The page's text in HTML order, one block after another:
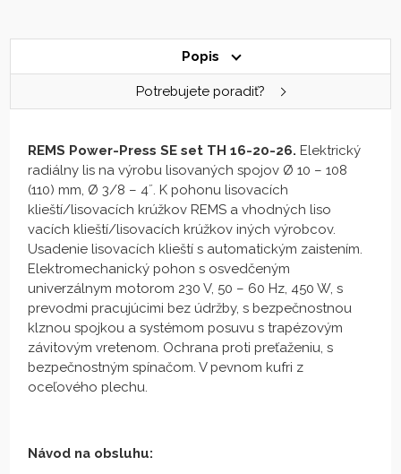
Popis
Potrebujete poradiť?
REMS Power-Press SE set TH 16-20-26. Elektrický
radiálny lis na výrobu lisovaných spojov Ø 10 – 108
(110) mm, Ø 3/8 – 4˝. K pohonu lisovacích
klieští/lisovacích krúžkov REMS a vhodných liso
vacích klieští/lisovacích krúžkov iných výrobcov.
Usadenie lisovacích klieští s automatickým zaistením.
Elektromechanický pohon s osvedčeným
univerzálnym motorom 230 V, 50 – 60 Hz, 450 W, s
prevodmi pracujúcimi bez údržby, s bezpečnostnou
klznou spojkou a systémom posuvu s trapézovým
závitovým vretenom. Ochrana proti preťaženiu, s
bezpečnostným spínačom. V pevnom kufri z
oceľového plechu.
Návod na obsluhu: